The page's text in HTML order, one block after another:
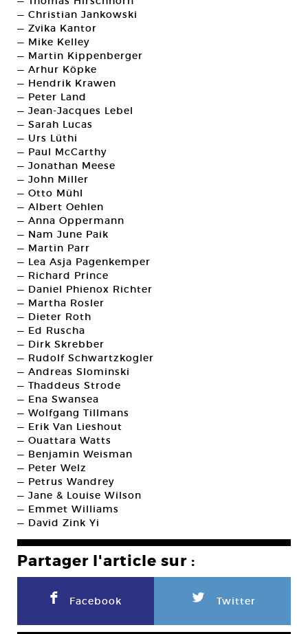
— Christian Jankowski
— Zvika Kantor
— Mike Kelley
— Martin Kippenberger
— Arhur Köpke
— Hendrik Krawen
— Peter Land
— Jean-Jacques Lebel
— Sarah Lucas
— Urs Lüthi
— Paul McCarthy
— Jonathan Meese
— John Miller
— Otto Mühl
— Albert Oehlen
— Anna Oppermann
— Nam June Paik
— Martin Parr
— Lea Asja Pagenkemper
— Richard Prince
— Daniel Phienox Richter
— Martha Rosler
— Dieter Roth
— Ed Ruscha
— Dirk Skrebber
— Rudolf Schwartzkogler
— Andreas Slominski
— Thaddeus Strode
— Ena Swansea
— Wolfgang Tillmans
— Erik Van Lieshout
— Ouattara Watts
— Benjamin Weisman
— Peter Welz
— Petrus Wandrey
— Jane & Louise Wilson
— Emmet Williams
— David Zink Yi
Partager l'article sur :
F Facebook L Twitter